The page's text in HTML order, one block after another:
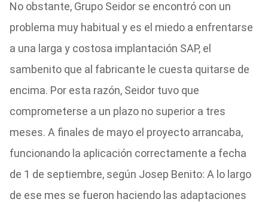
No obstante, Grupo Seidor se encontró con un
problema muy habitual y es el miedo a enfrentarse
a una larga y costosa implantación SAP, el
sambenito que al fabricante le cuesta quitarse de
encima. Por esta razón, Seidor tuvo que
comprometerse a un plazo no superior a tres
meses. A finales de mayo el proyecto arrancaba,
funcionando la aplicación correctamente a fecha
de 1 de septiembre, según Josep Benito: A lo largo
de ese mes se fueron haciendo las adaptaciones